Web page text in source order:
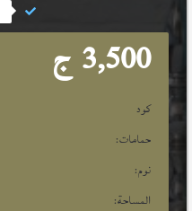
3,500 ج
كود
حمامات:
نوم:
المساحة: